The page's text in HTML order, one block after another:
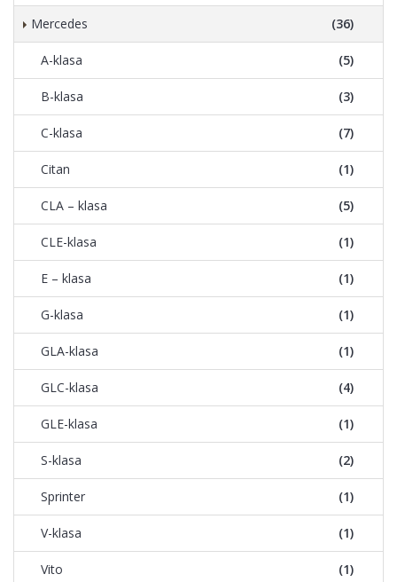
Mercedes (36)
A-klasa (5)
B-klasa (3)
C-klasa (7)
Citan (1)
CLA – klasa (5)
CLE-klasa (1)
E – klasa (1)
G-klasa (1)
GLA-klasa (1)
GLC-klasa (4)
GLE-klasa (1)
S-klasa (2)
Sprinter (1)
V-klasa (1)
Vito (1)